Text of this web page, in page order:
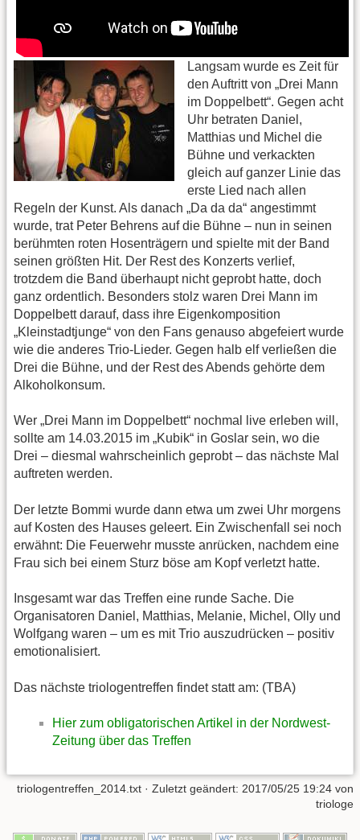
Langsam wurde es Zeit für
den Auftritt von „Drei Mann
im Doppelbett“. Gegen acht
Uhr betraten Daniel,
Matthias und Michel die
Bühne und verkackten
gleich auf ganzer Linie das
erste Lied nach allen
Regeln der Kunst. Als danach „Da da da“ angestimmt
wurde, trat Peter Behrens auf die Bühne – nun in seinen
berühmten roten Hosenträgern und spielte mit der Band
seinen größten Hit. Der Rest des Konzerts verlief,
trotzdem die Band überhaupt nicht geprobt hatte, doch
ganz ordentlich. Besonders stolz waren Drei Mann im
Doppelbett darauf, dass ihre Eigenkomposition
„Kleinstadtjunge“ von den Fans genauso abgefeiert wurde
wie die anderes Trio-Lieder. Gegen halb elf verließen die
Drei die Bühne, und der Rest des Abends gehörte dem
Alkoholkonsum.
Wer „Drei Mann im Doppelbett“ nochmal live erleben will,
sollte am 14.03.2015 im „Kubik“ in Goslar sein, wo die
Drei – diesmal wahrscheinlich geprobt – das nächste Mal
auftreten werden.
Der letzte Bommi wurde dann etwa um zwei Uhr morgens
auf Kosten des Hauses geleert. Ein Zwischenfall sei noch
erwähnt: Die Feuerwehr musste anrücken, nachdem eine
Frau sich bei einem Sturz böse am Kopf verletzt hatte.
Insgesamt war das Treffen eine runde Sache. Die
Organisatoren Daniel, Matthias, Melanie, Michel, Olly und
Wolfgang waren – um es mit Trio auszudrücken – positiv
emotionalisiert.
Das nächste triologentreffen findet statt am: (TBA)
Hier zum obligatorischen Artikel in der Nordwest-
Zeitung über das Treffen
triologentreffen_2014.txt · Zuletzt geändert: 2017/05/25 19:24 von
triologe